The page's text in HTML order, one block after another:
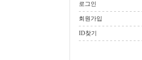
로그인
회원가입
ID찾기